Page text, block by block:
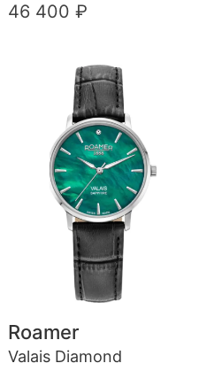
46 400 ₽
Roamer
Valais Diamond